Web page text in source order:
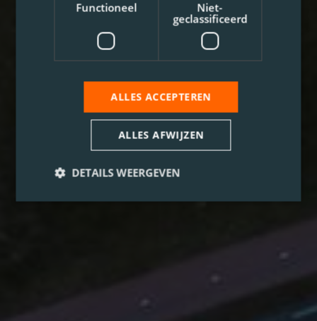
Functioneel
Niet-
geclassificeerd
ALLES ACCEPTEREN
ALLES AFWIJZEN
DETAILS WEERGEVEN